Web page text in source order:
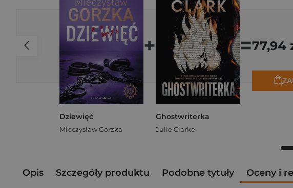
Dziewięć
Mieczysław Gorzka
+
Ghostwriterka
Julie Clarke
=77,94
Opis Szczegóły produktu Podobne tytuły Oceny i